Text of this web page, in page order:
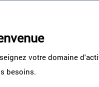
votre domaine
besoins.